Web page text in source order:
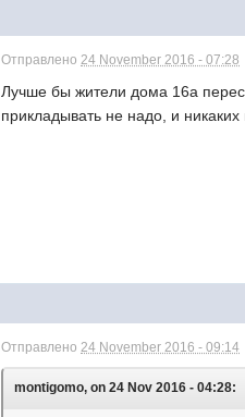
Отправлено24 November 2016 - 07:28
Лучше бы жители дома 16а
прикладывать не надо, и
Отправлено24 November 2016 - 09:14
montigomo, on 24 Nov 2016 - 04:28: